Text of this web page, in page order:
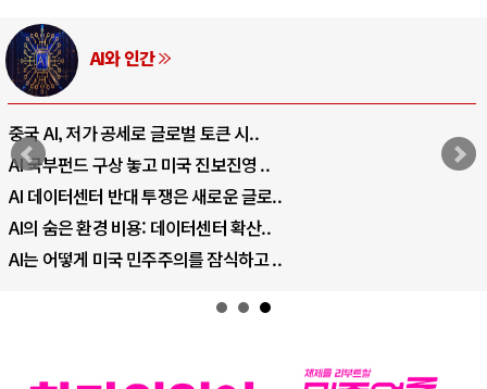
러시아-우크라이나 전쟁
전쟁의 추상화: 우크라이나, 대리전의 역..
EU·우크라이나 드론 협력 직후, 러시아..
나토, 우크라 군사지원 2027년까지 공..
우크라이나, 덴마크, 에스토니아, 네덜란..
러·우크라, 대규모 공습 주고받아…민간 ..